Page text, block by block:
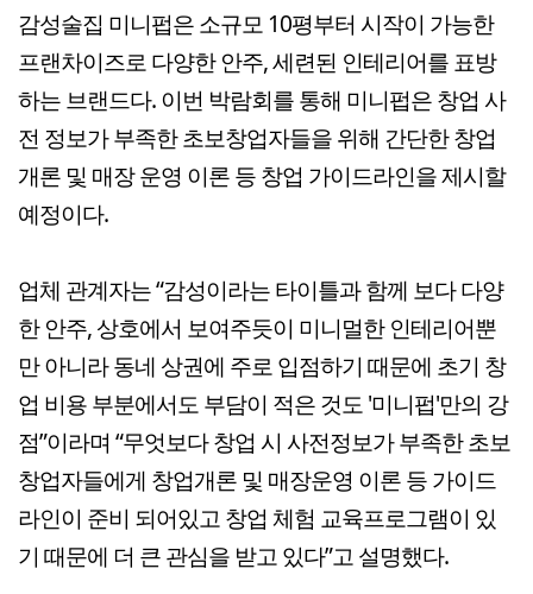
감성술집 미니펍은 소규모 10평부터 시작이 가능한
프랜차이즈로 다양한 안주, 세련된 인테리어를 표방
하는 브랜드다. 이번 박람회를 통해 미니펍은 창업 사
전 정보가 부족한 초보창업자들을 위해 간단한 창업
개론 및 매장 운영 이론 등 창업 가이드라인을 제시할
예정이다.
업체 관계자는 “감성이라는 타이틀과 함께 보다 다양
한 안주, 상호에서 보여주듯이 미니멀한 인테리어뿐
만 아니라 동네 상권에 주로 입점하기 때문에 초기 창
업 비용 부분에서도 부담이 적은 것도 '미니펍'만의 강
점”이라며 “무엇보다 창업 시 사전정보가 부족한 초보
창업자들에게 창업개론 및 매장운영 이론 등 가이드
라인이 준비 되어있고 창업 체험 교육프로그램이 있
기 때문에 더 큰 관심을 받고 있다”고 설명했다.